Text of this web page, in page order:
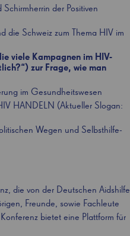
der Positiven
die Schweiz zum Thema HIV im
viele Kampagnen im HIV-
zur Frage, wie man
im Gesundheitswesen
HANDELN (Aktueller Slogan:
Wegen und Selbsthilfe-
die von der Deutschen Aidshilfe
Freunde, sowie Fachleute
bietet eine Plattform für